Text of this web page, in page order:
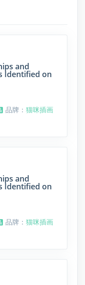
and
Identified on
品牌： 猫咪插画
and
Identified on
品牌： 猫咪插画